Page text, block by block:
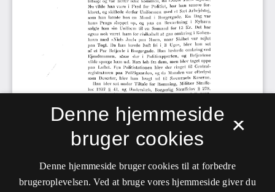
×
Denne hjemmeside
bruger cookies
Denne hjemmeside bruger cookies til at forbedre
brugeroplevelsen. Ved at bruge vores hjemmeside giver du